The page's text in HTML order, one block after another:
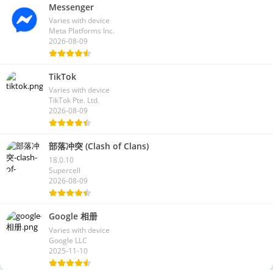
Messenger
Varies with device
Meta Platforms Inc.
2026-08-09
TikTok
Varies with device
TikTok Pte. Ltd.
2026-08-09
部落冲突 (Clash of Clans)
18.0.10
Supercell
2026-08-09
Google 相册
Varies with device
Google LLC
2025-11-10